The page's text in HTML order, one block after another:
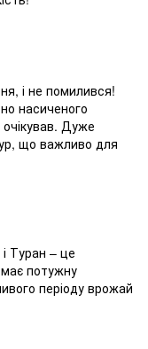
і не помилився!
насиченого
Дуже
що важливо для
Туран – це
потужну
періоду врожай